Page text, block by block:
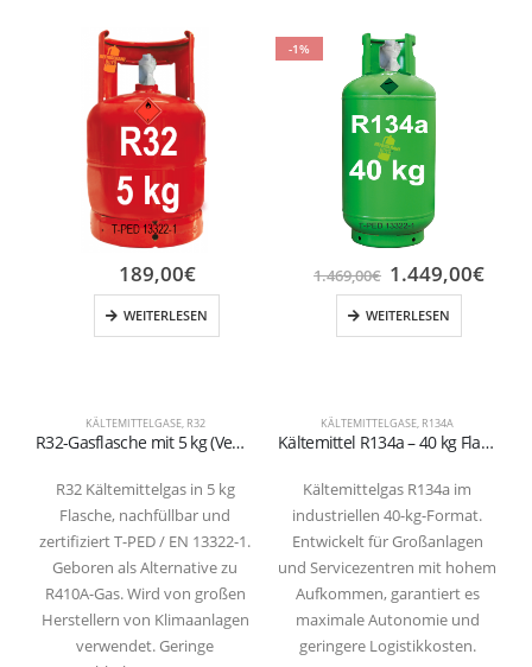
KÄLTEMITTELGASE, R32
R32-Gasflasche mit 5 kg (Ventil W21,7×1/14″)
R32 Kältemittelgas in 5 kg
Flasche, nachfüllbar und
zertifiziert T-PED / EN 13322-1.
Geboren als Alternative zu
R410A-Gas. Wird von großen
Herstellern von Klimaanlagen
verwendet. Geringe
189,00€
WEITERLESEN
-1%
KÄLTEMITTELGASE, R134A
Kältemittel R134a – 40 kg Flasche (T-PED / EN 13322-1 zertifiziert)
Kältemittelgas R134a im
industriellen 40-kg-Format.
Entwickelt für Großanlagen
und Servicezentren mit hohem
Aufkommen, garantiert es
maximale Autonomie und
geringere Logistikkosten.
1.469,00€ 1.449,00€
WEITERLESEN